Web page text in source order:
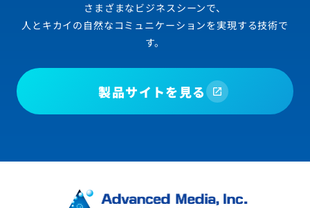
さまざまなビジネスシーンで、
人とキカイの自然なコミュニケーションを実現する技術で
す。
製品サイトを見る